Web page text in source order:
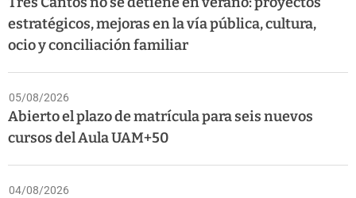
estratégicos, mejoras en la vía pública, cultura,
ocio y conciliación familiar
05/08/2026
Abierto el plazo de matrícula para seis nuevos
cursos del Aula UAM+50
04/08/2026